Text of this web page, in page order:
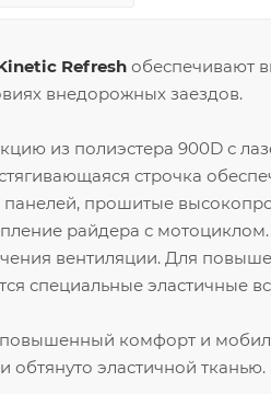
Refresh обеспечивают
внедорожных заездов.
из полиэстера 900D с
строчка
прошитые
райдера с
вентиляции. Для
специальные эластичные
комфорт и
обтянуто эластичной тканью.